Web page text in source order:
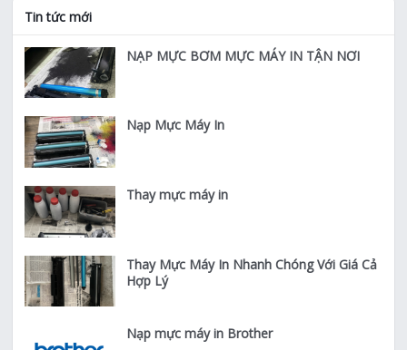
Tin tức mới
NẠP MỰC BƠM MỰC MÁY IN TẬN NƠI
Nạp Mực Máy In
Thay mực máy in
Thay Mực Máy In Nhanh Chóng Với Giá Cả
Hợp Lý
Nạp mực máy in Brother